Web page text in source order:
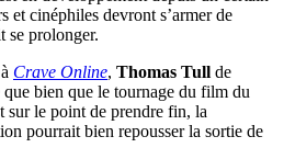
et cinéphiles devront s’armer de
se prolonger.
Crave Online, Thomas Tull de
bien que le tournage du film du
sur le point de prendre fin, la
pourrait bien repousser la sortie de